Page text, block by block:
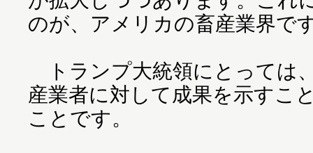
のが、アメリカの畜産業界で
トランプ大統領にとっては
産業者に対して成果を示すこ
ことです。